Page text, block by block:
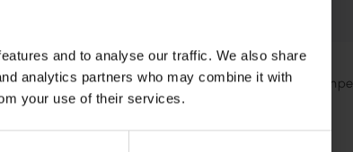
and to analyse our traffic. We also share
analytics partners who may combine it with
your use of their services.
Saint Ø27 loftslampe